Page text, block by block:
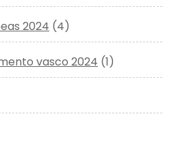
2024 (4)
vasco 2024 (1)